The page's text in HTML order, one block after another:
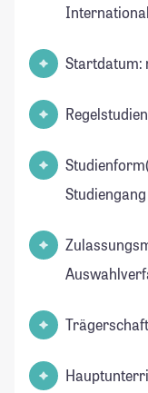
Startdatum:
Studiengang